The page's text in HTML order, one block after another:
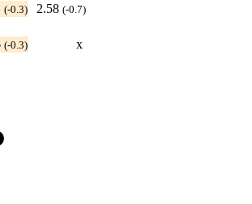
(-0.3) 2.58 (-0.7)
(-0.3) x